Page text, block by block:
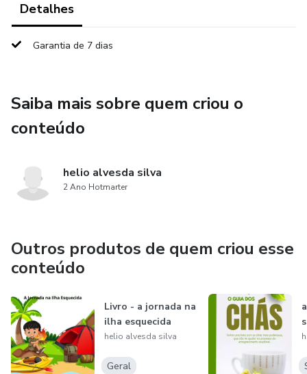
Detalhes
Garantia de 7 dias
Saiba mais sobre quem criou o
conteúdo
helio alvesda silva
2 Ano Hotmarter
Outros produtos de quem criou esse
conteúdo
Livro - a jornada na
ilha esquecida
helio alvesda silva
Geral